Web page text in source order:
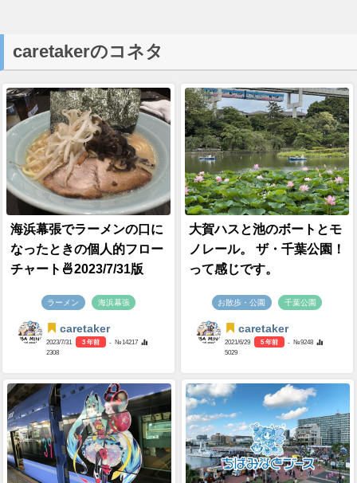
caretakerのコネタ
海浜幕張でラーメンの口に
なったときの個人的フロー
チャート🍜2023/7/31版
ラーメン 海浜幕張
caretaker
2023/7/31 3 年前
- №14217
2308
大賀ハスと池のボートとモ
ノレール。 ザ・千葉公園！
って感じです。
お散歩・公園 千葉公園
caretaker
2021/6/29 5 年前
- №9248
5029